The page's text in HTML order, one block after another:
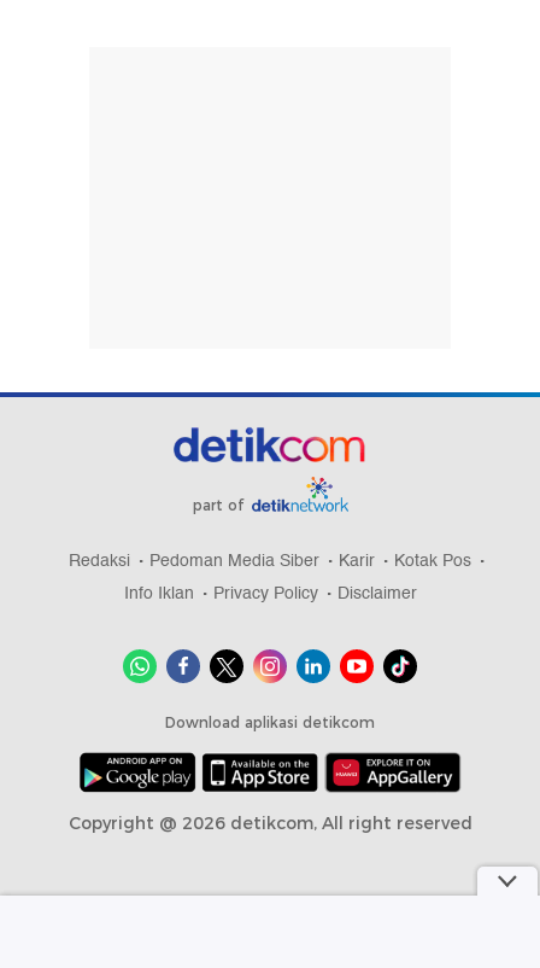
part of
Redaksi Pedoman Media Siber Karir
Kotak Pos
Info Iklan
Privacy Policy Disclaimer
Download aplikasi detikcom
Copyright @ 2026 detikcom, All right reserved